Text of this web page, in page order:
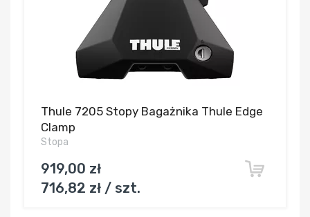
Thule 7205 Stopy Bagażnika Thule Edge
Clamp
Stopa
919,00 zł
716,82 zł / szt.